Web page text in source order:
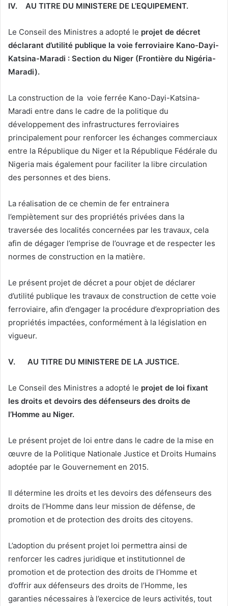
IV. AU TITRE DU MINISTERE DE L’EQUIPEMENT.
Le Conseil des Ministres a adopté le projet de décret
déclarant d’utilité publique la voie ferroviaire Kano-Dayi-
Katsina-Maradi : Section du Niger (Frontière du Nigéria-
Maradi).
La construction de la voie ferrée Kano-Dayi-Katsina-
Maradi entre dans le cadre de la politique du
développement des infrastructures ferroviaires
principalement pour renforcer les échanges commerciaux
entre la République du Niger et la République Fédérale du
Nigeria mais également pour faciliter la libre circulation
des personnes et des biens.
La réalisation de ce chemin de fer entrainera
l’empiètement sur des propriétés privées dans la
traversée des localités concernées par les travaux, cela
afin de dégager l’emprise de l’ouvrage et de respecter les
normes de construction en la matière.
Le présent projet de décret a pour objet de déclarer
d’utilité publique les travaux de construction de cette voie
ferroviaire, afin d’engager la procédure d’expropriation des
propriétés impactées, conformément à la législation en
vigueur.
V. AU TITRE DU MINISTERE DE LA JUSTICE.
Le Conseil des Ministres a adopté le projet de loi fixant
les droits et devoirs des défenseurs des droits de
l’Homme au Niger.
Le présent projet de loi entre dans le cadre de la mise en
œuvre de la Politique Nationale Justice et Droits Humains
adoptée par le Gouvernement en 2015.
Il détermine les droits et les devoirs des défenseurs des
droits de l’Homme dans leur mission de défense, de
promotion et de protection des droits des citoyens.
L’adoption du présent projet loi permettra ainsi de
renforcer les cadres juridique et institutionnel de
promotion et de protection des droits de l’Homme et
d’offrir aux défenseurs des droits de l’Homme, les
garanties nécessaires à l’exercice de leurs activités, tout